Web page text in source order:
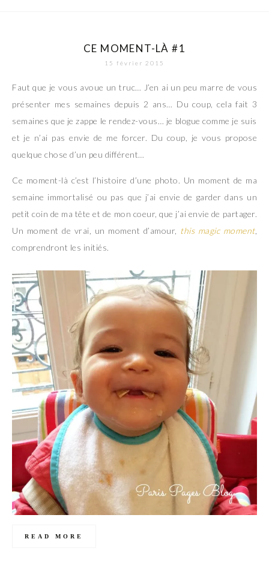
CE MOMENT-LÀ #1
15 février 2015
Faut que je vous avoue un truc… J’en ai un peu marre de vous
présenter mes semaines depuis 2 ans… Du coup, cela fait 3
semaines que je zappe le rendez-vous… je blogue comme je suis
et je n’ai pas envie de me forcer. Du coup, je vous propose
quelque chose d’un peu différent…
Ce moment-là c’est l’histoire d’une photo. Un moment de ma
semaine immortalisé ou pas que j’ai envie de garder dans un
petit coin de ma tête et de mon coeur, que j’ai envie de partager.
Un moment de vrai, un moment d’amour, this magic moment,
comprendront les initiés.
READ MORE